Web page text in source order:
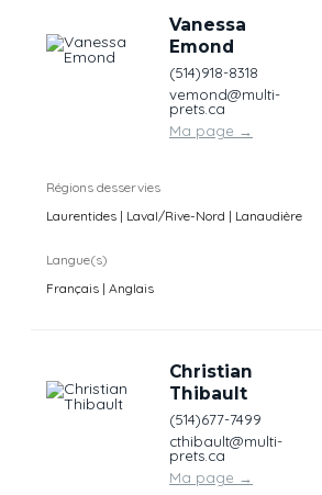
Vanessa
Emond
(514)918-8318
vemond@multi-
prets.ca
Ma page →
Régions desservies
Laurentides | Laval/Rive-Nord | Lanaudière
Langue(s)
Français | Anglais
Christian
Thibault
(514)677-7499
cthibault@multi-
prets.ca
Ma page →